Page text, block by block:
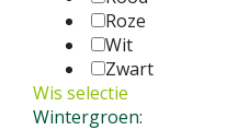
Roze
Wit
Zwart
Wis selectie
Wintergroen: